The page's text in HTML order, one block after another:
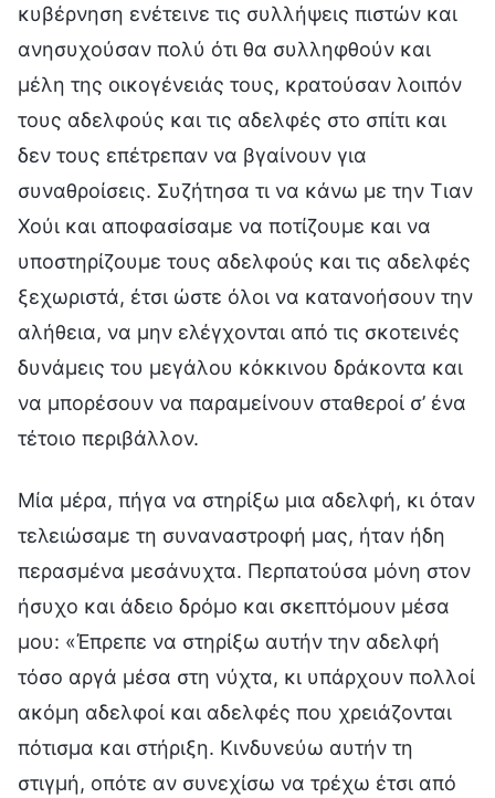
κυβέρνηση ενέτεινε τις συλλήψεις πιστών και
ανησυχούσαν πολύ ότι θα συλληφθούν και
μέλη της οικογένειάς τους, κρατούσαν λοιπόν
τους αδελφούς και τις αδελφές στο σπίτι και
δεν τους επέτρεπαν να βγαίνουν για
συναθροίσεις. Συζήτησα τι να κάνω με την Τιαν
Χούι και αποφασίσαμε να ποτίζουμε και να
υποστηρίζουμε τους αδελφούς και τις αδελφές
ξεχωριστά, έτσι ώστε όλοι να κατανοήσουν την
αλήθεια, να μην ελέγχονται από τις σκοτεινές
δυνάμεις του μεγάλου κόκκινου δράκοντα και
να μπορέσουν να παραμείνουν σταθεροί σ’ ένα
τέτοιο περιβάλλον.
Μία μέρα, πήγα να στηρίξω μια αδελφή, κι όταν
τελειώσαμε τη συναναστροφή μας, ήταν ήδη
περασμένα μεσάνυχτα. Περπατούσα μόνη στον
ήσυχο και άδειο δρόμο και σκεπτόμουν μέσα
μου: «Έπρεπε να στηρίξω αυτήν την αδελφή
τόσο αργά μέσα στη νύχτα, κι υπάρχουν πολλοί
ακόμη αδελφοί και αδελφές που χρειάζονται
πότισμα και στήριξη. Κινδυνεύω αυτήν τη
στιγμή, οπότε αν συνεχίσω να τρέχω έτσι από